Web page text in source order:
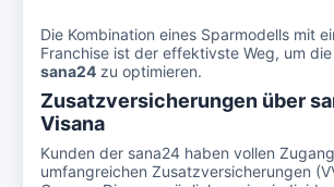
Die Kombination eines Sparmodells mit
Franchise ist der effektivste Weg, um die
sana24 zu optimieren.
Zusatzversicherungen über
Visana
Kunden der sana24 haben vollen
umfangreichen Zusatzversicherungen